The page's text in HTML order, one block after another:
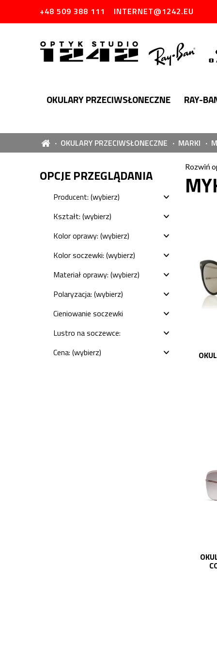
+48 509 388 111 INTERNET@1242.EU
OKULARY PRZECIWSŁONECZNE RAY-
OKULARY PRZECIWSŁONECZNE MARKI
OPCJE PRZEGLĄDANIA
Producent: (wybierz)
Kształt: (wybierz)
Kolor oprawy: (wybierz)
Kolor soczewki: (wybierz)
Materiał oprawy: (wybierz)
Polaryzacja: (wybierz)
Cieniowanie soczewki
(gradient): (wybierz)
Lustro na soczewce:
(wybierz)
Cena: (wybierz)
Rozwiń